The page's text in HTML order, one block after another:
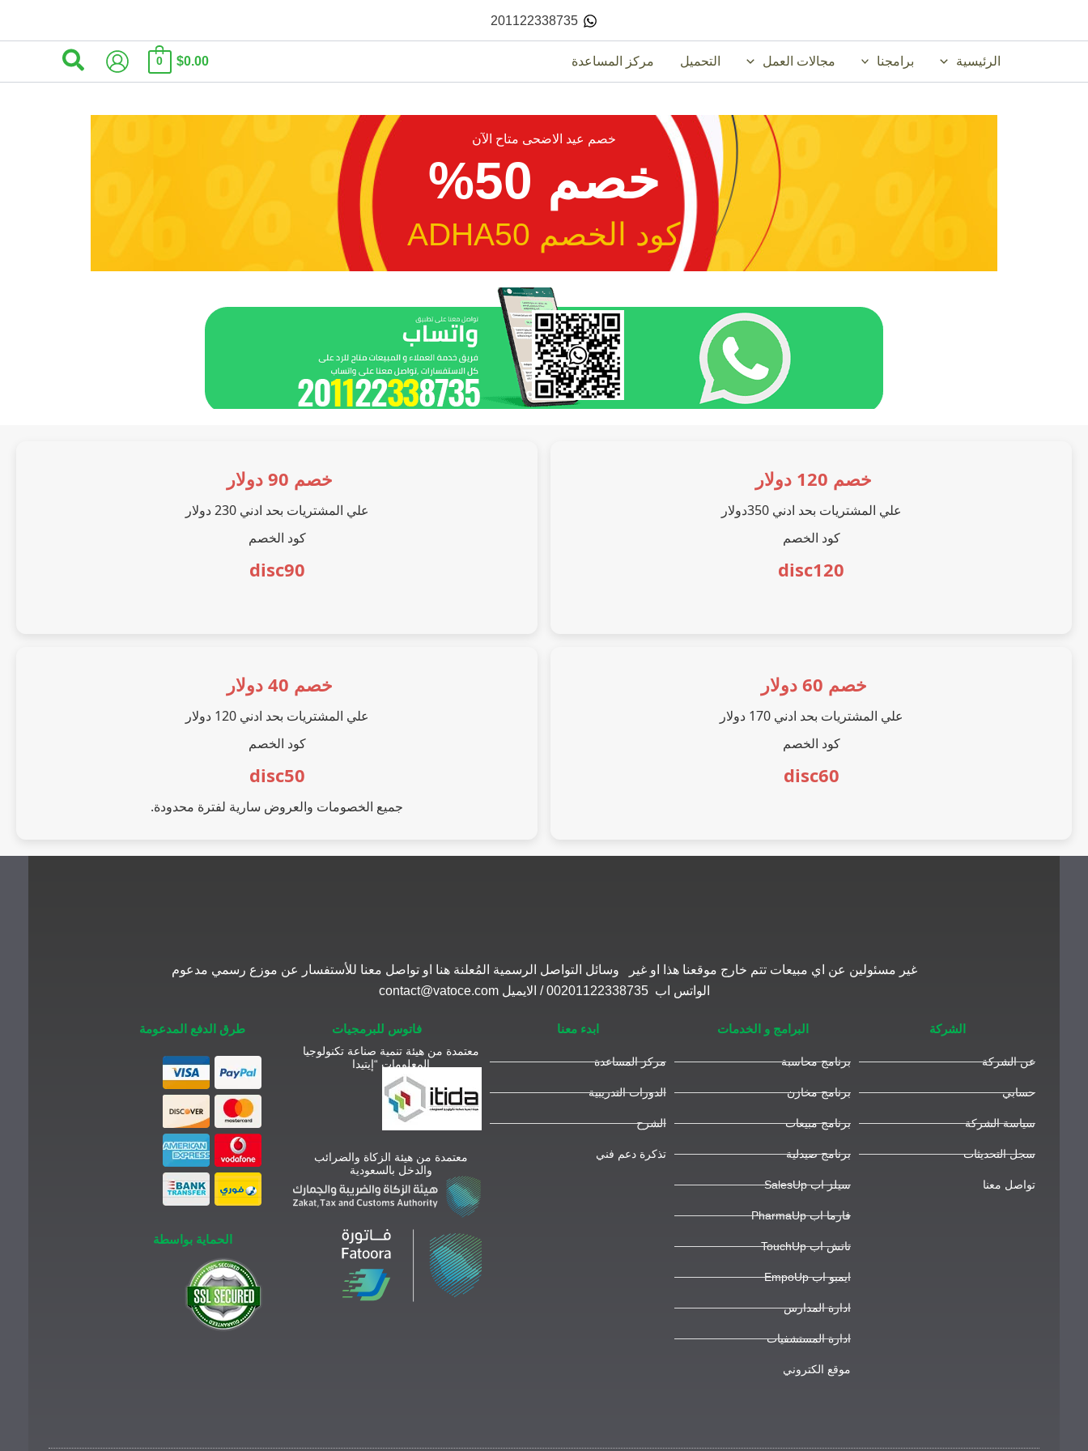
201122338735
الرئيسية برامجنا مجالات العمل التحميل مركز المساعدة $0.00
0 البحث
خصم عيد الاضحى متاح الآن
خصم 50%
كود الخصم ADHA50
خصم 120 دولار
علي المشتريات بحد ادني 350دولار
كود الخصم
disc120
خصم 90 دولار
علي المشتريات بحد ادني 230 دولار
كود الخصم
disc90
خصم 60 دولار
علي المشتريات بحد ادني 170 دولار
كود الخصم
disc60
خصم 40 دولار
علي المشتريات بحد ادني 120 دولار
كود الخصم
disc50
جميع الخصومات والعروض سارية لفترة محدودة.
غير مسئولين عن اي مبيعات تتم خارج موقعنا هذا او غير وسائل التواصل الرسمية المُعلنة هنا او تواصل معنا للأستفسار عن موزع رسمي مدعوم
الواتس اب 00201122338735 / الايميل contact@vatoce.com
الشركة
عن الشركة
حسابي
سياسة الشركة
سجل التحديثات
تواصل معنا
البرامج و الخدمات
برنامج محاسبة
برنامج مخازن
برنامج مبيعات
برنامج صيدلية
سيلز اب SalesUp
فارما اب PharmaUp
تاتش اب TouchUp
ايمبو اب EmpoUp
ادارة المدارس
ادارة المستشفيات
موقع الكتروني
ابدء معنا
مركز المساعدة
الدورات التدريبية
الشرح
تذكرة دعم فني
فاتوس للبرمجيات
معتمدة من هيئة تنمية صناعة تكنولوجيا
المعلومات “إيتيدا
معتمدة من هيئة الزكاة والضرائب
والدخل بالسعودية
طرق الدفع المدعومة
الحماية بواسطة